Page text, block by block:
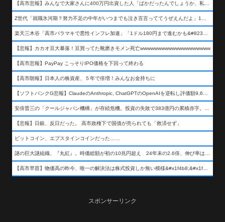
【悲報】カカオ豆大暴落！豆買ってた靴磨きモメン死亡wwwwwwwwwwwwwwwwwwww
【高市悲報】PayPay こっそりIPO価格を下回って終わる
【高市朗報】日本人の株資産、５年で倍増！みんなお金持ちに
【悲報】日銀、反日だった。 高市政権下で国債が売られても「救済せず」
ビットコイン、エプスタインコインだった……
スポンサーリンク